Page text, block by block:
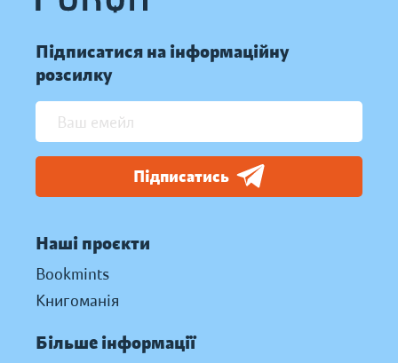
Підписатися на інформаційну
розсилку
Підписатись
Наші проєкти
Bookmints
Книгоманія
Більше інформації